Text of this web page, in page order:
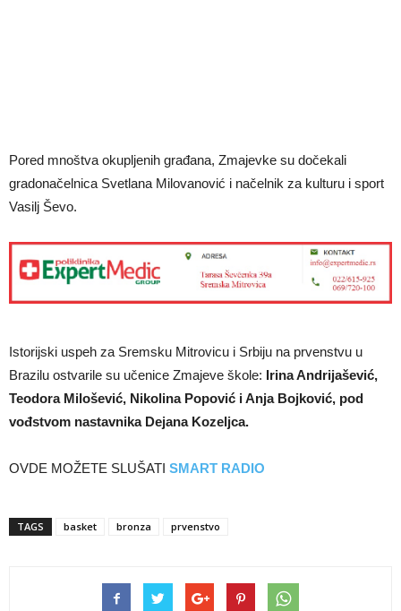
Pored mnoštva okupljenih građana, Zmajevke su dočekali
gradonačelnica Svetlana Milovanović i načelnik za kulturu i sport
Vasilj Ševo.
Istorijski uspeh za Sremsku Mitrovicu i Srbiju na prvenstvu u
Brazilu ostvarile su učenice Zmajeve škole: Irina Andrijašević,
Teodora Milošević, Nikolina Popović i Anja Bojković, pod
vođstvom nastavnika Dejana Kozeljca.
OVDE MOŽETE SLUŠATI SMART RADIO
TAGS basket bronza prvenstvo